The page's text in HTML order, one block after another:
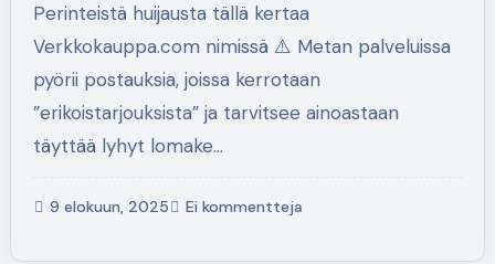
Perinteistä huijausta tällä kertaa
Verkkokauppa.com nimissä ⚠️ Metan palveluissa
pyörii postauksia, joissa kerrotaan
”erikoistarjouksista” ja tarvitsee ainoastaan
täyttää lyhyt lomake…
9 elokuun, 2025 Ei kommentteja